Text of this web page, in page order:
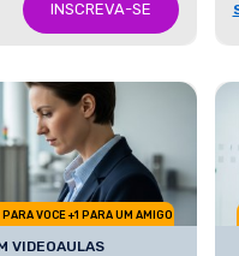
INSCREVA-SE
VOCE +1 PARA UM AMIGO
VIDEOAULAS